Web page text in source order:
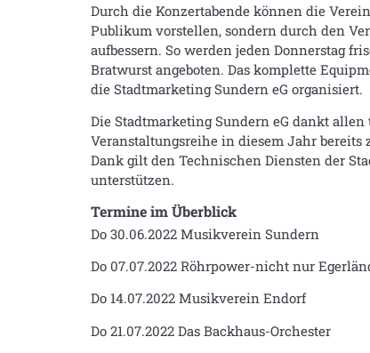
Durch die Konzertabende können die
Publikum vorstellen, sondern durch den
aufbessern. So werden jeden Donnerstag
Bratwurst angeboten. Das komplette
die Stadtmarketing Sundern eG organisiert.
Die Stadtmarketing Sundern eG dankt
Veranstaltungsreihe in diesem Jahr
Dank gilt den Technischen Diensten der
unterstützen.
Termine im Überblick
Do 30.06.2022 Musikverein Sundern
Do 07.07.2022 Röhrpower-nicht nur
Do 14.07.2022 Musikverein Endorf
Do 21.07.2022 Das Backhaus-Orchester